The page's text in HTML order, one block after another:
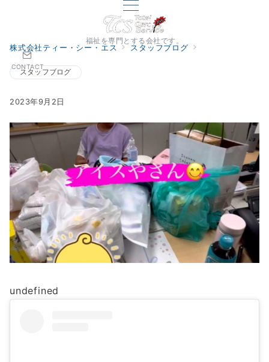
福祉を専門とする会社です。
CONTACT
株式会社ティー・シー・エス スタッフブログ
スタッフブログ
2023年9月2日
undefined